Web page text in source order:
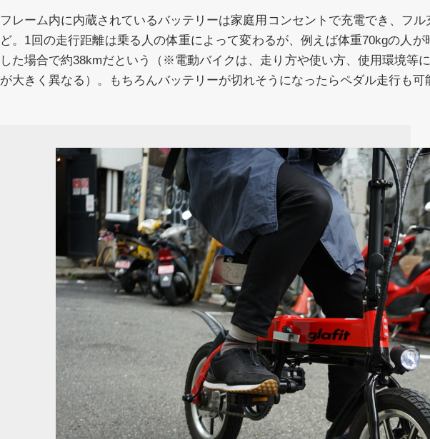
フレーム内に内蔵されているバッテリーは家庭用コンセントで充電でき、フ
ど。1回の走行距離は乗る人の体重によって変わるが、例えば体重70kgの人が
した場合で約38kmだという（※電動バイクは、走り方や使い方、使用環境等
が大きく異なる）。もちろんバッテリーが切れそうになったらペダル走行も可